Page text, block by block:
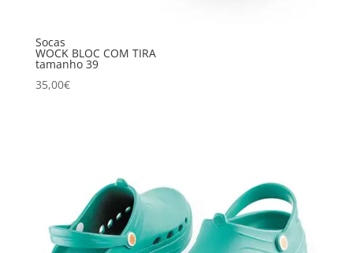
Socas
WOCK BLOC COM TIRA
tamanho 39
35,00€